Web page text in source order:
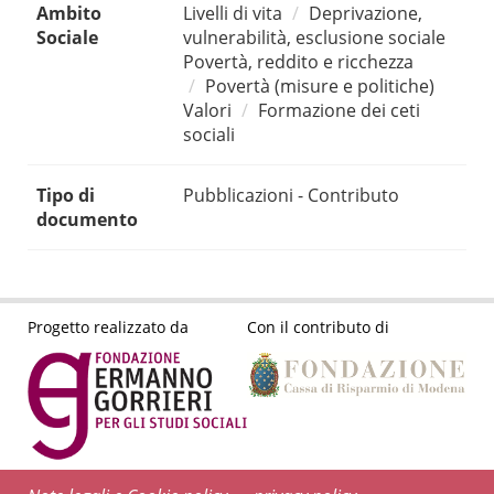
Ambito
Sociale
Livelli di vita
Deprivazione,
vulnerabilità, esclusione sociale
Povertà, reddito e ricchezza
Povertà (misure e politiche)
Valori
Formazione dei ceti
sociali
Tipo di
documento
Pubblicazioni - Contributo
Progetto realizzato da Con il contributo di